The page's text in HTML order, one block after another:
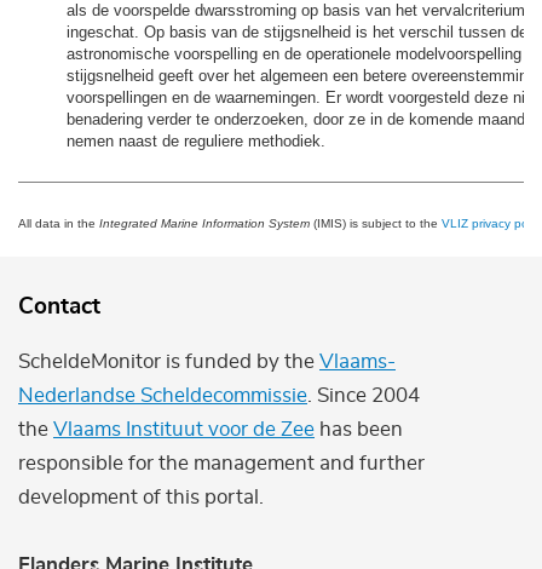
als de voorspelde dwarsstroming op basis van het vervalcriterium
ingeschat. Op basis van de stijgsnelheid is het verschil tussen de
astronomische voorspelling en de operationele modelvoorspelling
stijgsnelheid geeft over het algemeen een betere overeenstemming
voorspellingen en de waarnemingen. Er wordt voorgesteld deze
benadering verder te onderzoeken, door ze in de komende
nemen naast de reguliere methodiek.
All data in the Integrated Marine Information System (IMIS) is subject to the VLIZ privacy
Contact
ScheldeMonitor is funded by the Vlaams-
Nederlandse Scheldecommissie . Since 2004
the Vlaams Instituut voor de Zee has been
responsible for the management and further
development of this portal.
Flanders Marine Institute